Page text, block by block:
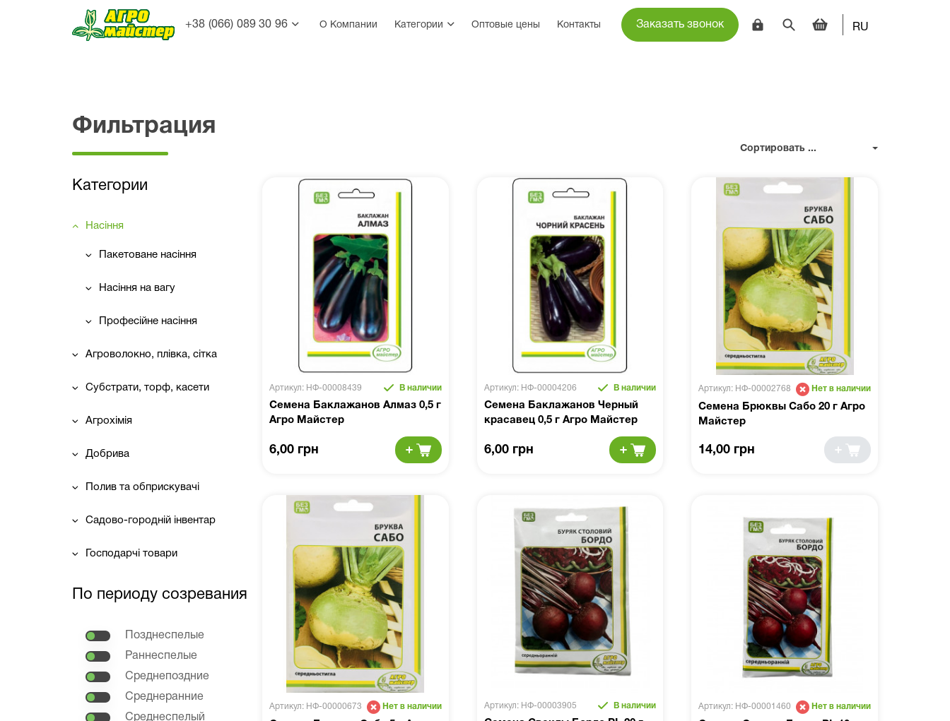
+38 (066) 089 30 96 О Компании Категории Оптовые цены Контакты Заказать звонок RU
Фильтрация
Категории
Насіння
Пакетоване насіння
Насіння на вагу
Професійне насіння
Агроволокно, плівка, сітка
Субстрати, торф, касети
Агрохімія
Добрива
Полив та обприскувачі
Садово-городній інвентар
Господарчі товари
По периоду созревания
Позднеспелые
Раннеспелые
Среднепоздние
Среднеранние
Среднеспелый
Сортировать ...
Артикул: НФ-00008439 В наличии
Семена Баклажанов Алмаз 0,5 г
Агро Майстер
6,00 грн
Артикул: НФ-00004206 В наличии
Семена Баклажанов Черный
красавец 0,5 г Агро Майстер
6,00 грн
Артикул: НФ-00002768 Нет в наличии
Семена Брюквы Сабо 20 г Агро
Майстер
14,00 грн
Артикул: НФ-00000673 Нет в наличии Артикул: НФ-00003905 В наличии Артикул: НФ-00001460 Нет в наличии